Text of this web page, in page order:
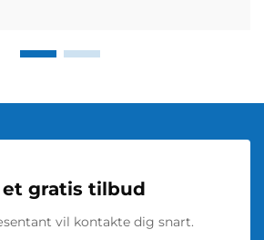
et gratis tilbud
vil kontakte dig snart.